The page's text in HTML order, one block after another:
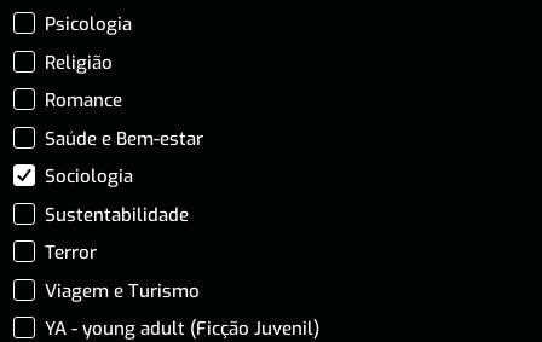
Psicologia
Religião
Romance
Saúde e Bem-estar
Sociologia
Sustentabilidade
Terror
Viagem e Turismo
YA - young adult (Ficção Juvenil)